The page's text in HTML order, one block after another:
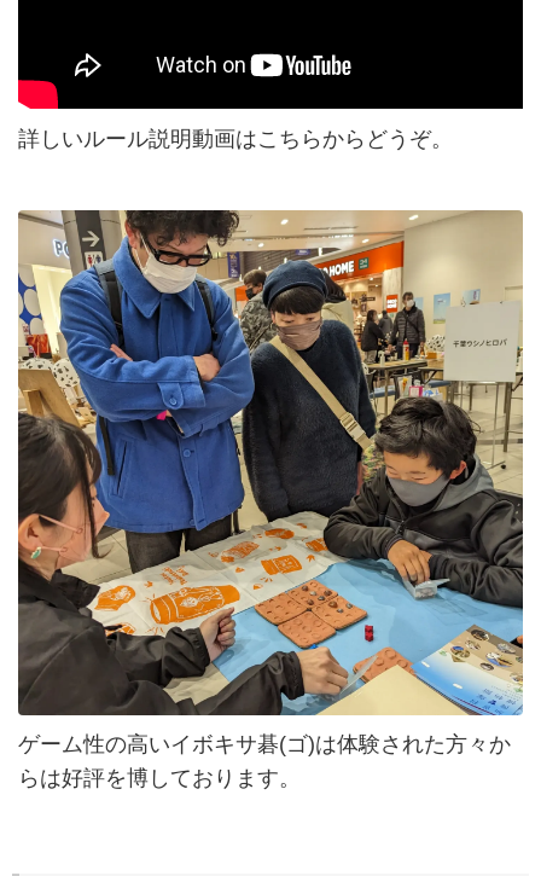
詳しいルール説明動画はこちらからどうぞ。
ゲーム性の高いイボキサ碁(ゴ)は体験された方々か
らは好評を博しております。